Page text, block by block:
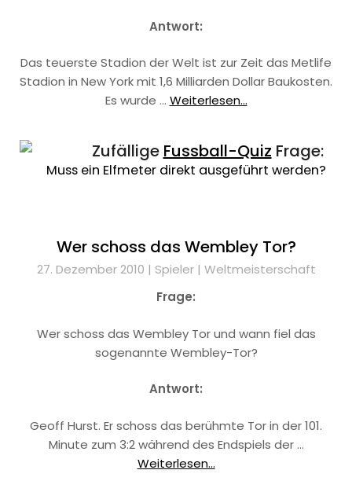
Antwort:
Das teuerste Stadion der Welt ist zur Zeit das Metlife
Stadion in New York mit 1,6 Milliarden Dollar Baukosten.
Es wurde … Weiterlesen...
Zufällige Fussball-Quiz Frage:
Muss ein Elfmeter direkt ausgeführt werden?
Wer schoss das Wembley Tor?
27. Dezember 2010 | Spieler| Weltmeisterschaft
Frage:
Wer schoss das Wembley Tor und wann fiel das
sogenannte Wembley-Tor?
Antwort:
Geoff Hurst. Er schoss das berühmte Tor in der 101.
Minute zum 3:2 während des Endspiels der …
Weiterlesen...